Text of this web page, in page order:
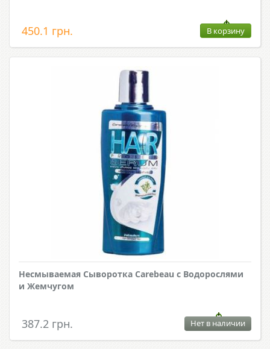
450.1 грн. В корзину
Несмываемая Сыворотка Carebeau с Водорослями
и Жемчугом
387.2 грн. Нет в наличии